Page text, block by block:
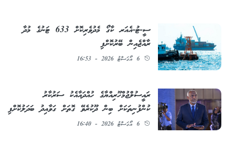
ސީ-ޓު-އެއަރ ކާގޯ މެދުވެރިކޮށް 633 ޓަނުގެ މުދާ
ރާއްޖެއިން ބޭރުކޮށްފި
6 އޯގަސްޓު 2026 - 16:53
ރައީސުލްޖުމްހޫރިއްޔާގެ ހުއްދައާއެކު ސަރުކާރު
ކުންފުނިތަކަށް ބިން ދޫކުރެވޭ ގޮތަށް ގަވާއިދު ބަދަލުކޮށްފި
6 އޯގަސްޓު 2026 - 16:40